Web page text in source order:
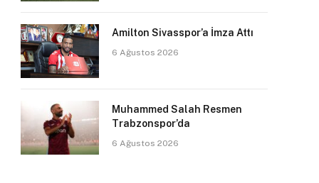
Amilton Sivasspor’a İmza Attı
6 Ağustos 2026
Muhammed Salah Resmen
Trabzonspor’da
6 Ağustos 2026